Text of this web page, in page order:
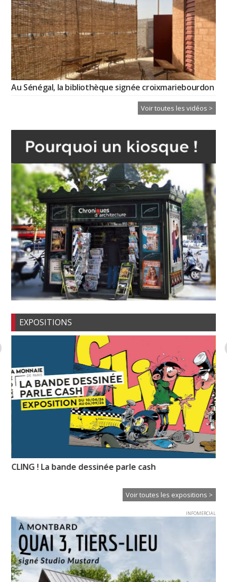
Au Sénégal, la bibliothèque signée croixmariebourdon
Voir toutes les vidéos >
EXPOSITIONS
CLING ! La bande dessinée parle cash
Voir toutes les expositions >
INFOMERCIAL